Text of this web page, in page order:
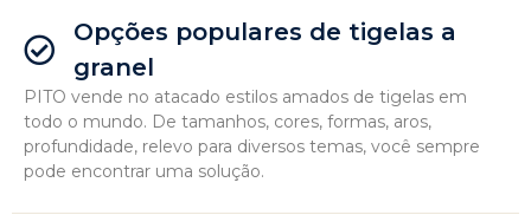
Opções populares de tigelas a
granel
PITO vende no atacado estilos amados de tigelas em
todo o mundo. De tamanhos, cores, formas, aros,
profundidade, relevo para diversos temas, você sempre
pode encontrar uma solução.